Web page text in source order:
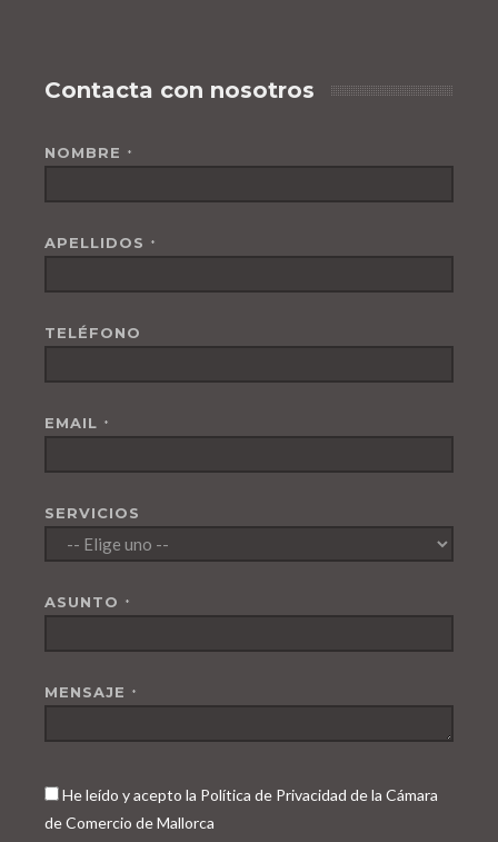
Contacta con nosotros
NOMBRE *
APELLIDOS *
TELÉFONO
EMAIL *
SERVICIOS
ASUNTO *
MENSAJE *
He leído y acepto la Política de Privacidad de la Cámara
de Comercio de Mallorca